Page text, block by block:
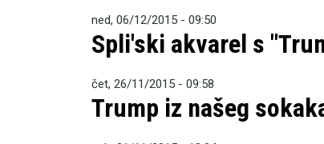
ned, 06/12/2015 - 09:50
Spli'ski akvarel s
čet, 26/11/2015 - 09:58
Trump iz našeg